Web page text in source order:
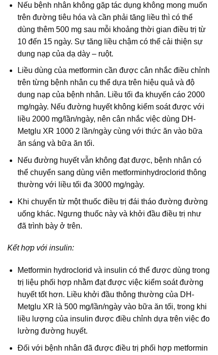
Nếu bệnh nhân không gặp tác dụng không mong muốn
trên đường tiêu hóa và cần phải tăng liều thì có thể
dùng thêm 500 mg sau mỗi khoảng thời gian điều trị từ
10 đến 15 ngày. Sự tăng liều chậm có thể cải thiện sự
dung nạp của dạ dày – ruột.
Liều dùng của metformin cần được cân nhắc điều chỉnh
trên từng bệnh nhân cụ thể dựa trên hiệu quả và độ
dung nạp của bệnh nhân. Liều tối đa khuyến cáo 2000
mg/ngày. Nếu đường huyết không kiểm soát được với
liều 2000 mg/lần/ngày, nên cân nhắc việc dùng DH-
Metglu XR 1000 2 lần/ngày cùng với thức ăn vào bữa
ăn sáng và bữa ăn tối.
Nếu đường huyết vẫn không đạt được, bệnh nhân có
thể chuyển sang dùng viên metforminhydroclorid thông
thường với liều tối đa 3000 mg/ngày.
Khi chuyển từ một thuốc điều trị đái tháo đường đường
uống khác. Ngưng thuốc này và khởi đầu điều trị như
đã trình bày ở trên.
Kết hợp với insulin:
Metformin hydroclorid và insulin có thể được dùng trong
trị liệu phối hợp nhằm đạt được việc kiểm soát đường
huyết tốt hơn. Liều khởi đầu thông thường của DH-
Metglu XR là 500 mg/lần/ngày vào bữa ăn tối, trong khi
liều lượng của insulin được điều chỉnh dựa trên việc đo
lường đường huyết.
Đối với bệnh nhân đã được điều trị phối hợp metformin